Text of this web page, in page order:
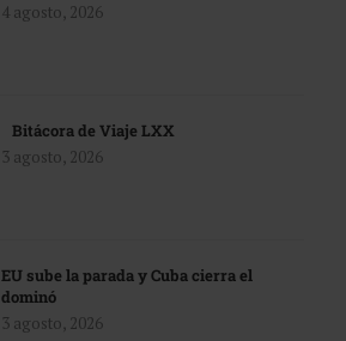
4 agosto, 2026
Bitácora de Viaje LXX
3 agosto, 2026
EU sube la parada y Cuba cierra el
dominó
3 agosto, 2026